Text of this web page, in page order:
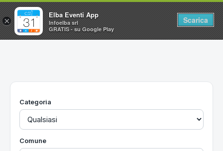
Home
Utilità
Categoria
Comune
×
Elba Eventi App
Infoelba srl
GRATIS - su Google Play
Scarica